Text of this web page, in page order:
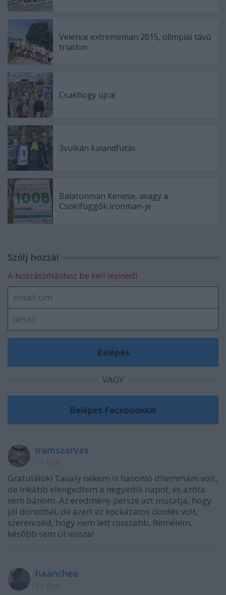
Velence extrememan 2015, olimpiai távú
triatlon
Csakhogy újra!
3vulkán kalandfutás
Balatonman Kenese, avagy a
Csokifüggők ironman-je
Szólj hozzá!
A hozzászóláshoz be kell lépned!
VAGY
iramszarvas
Gratulálok! Tavaly nekem is hasonló dilemmám volt,
de inkább elengedtem a negyedik napot, és azóta
sem bánom. Az eredmény persze azt mutatja, hogy
jól döntöttél, de azért ez kockázatos döntés volt,
szerencséd, hogy nem lett rosszabb. Remélem,
később sem üt vissza!
haanchee